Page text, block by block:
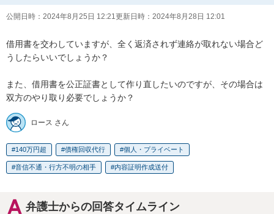
公開日時： 2024年8月25日 12:21更新日時： 2024年8月28日 12:01
借用書を交わしていますが、全く返済されず連絡が取れない場合ど
うしたらいいでしょうか？
また、借用書を公正証書として作り直したいのですが、その場合は
双方のやり取り必要でしょうか？
ロース さん
140万円超 債権回収代行 個人・プライベート
音信不通・行方不明の相手 内容証明作成送付
弁護士からの回答タイムライン